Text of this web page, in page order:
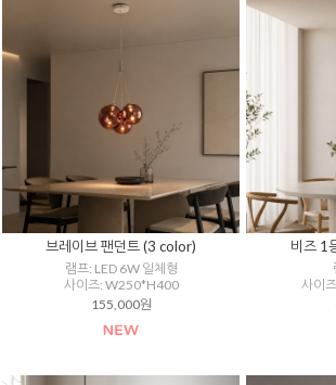
브레이브 팬던트 (3 color)
램프: LED 6W 일체형
사이즈: W250*H400
155,000원
비즈 1
사이